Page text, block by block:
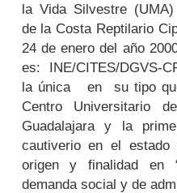
la Vida Silvestre (UMA)
de la Costa Reptilario
24 de enero del año
es: INE/CITES/DGVS-
la única en su tipo
Centro Universitario
Guadalajara y la
cautiverio en el
origen y finalidad en
demanda social y de